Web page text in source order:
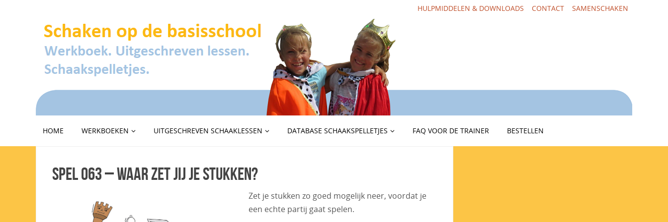
HULPMIDDELEN & DOWNLOADS CONTACT SAMENSCHAKEN
HOME WERKBOEKEN UITGESCHREVEN SCHAAKLESSEN DATABASE SCHAAKSPELLETJES FAQ VOOR DE TRAINER BESTELLEN
Spel 063 – Waar zet jij je stukken?
Zet je stukken zo goed mogelijk neer, voordat je
een echte partij gaat spelen.